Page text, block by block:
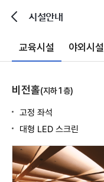
시설안내
교육시설 야외시설
비전홀(지하1층)
고정 좌석
대형 LED 스크린